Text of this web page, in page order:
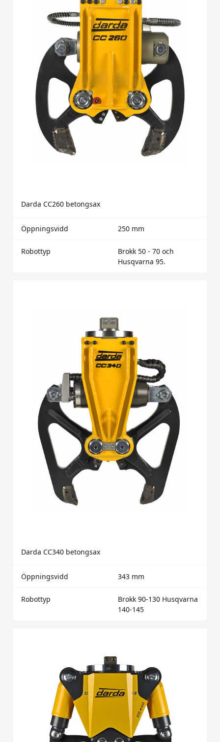
Darda CC260 betongsax
Öppningsvidd 250 mm
Robottyp
Brokk 50 - 70 och
Husqvarna 95.
Darda CC340 betongsax
Öppningsvidd 343 mm
Robottyp
Brokk 90-130 Husqvarna
140-145